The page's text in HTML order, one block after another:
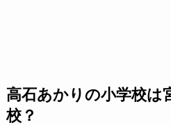
高石あかりの小学校は
校？